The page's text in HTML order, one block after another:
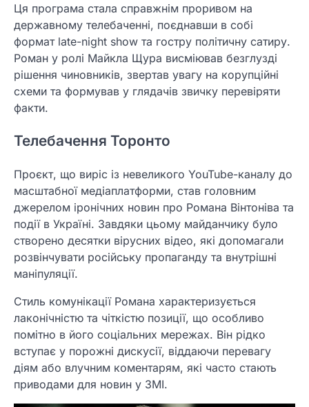
Ця програма стала справжнім проривом на
державному телебаченні, поєднавши в собі
формат late-night show та гостру політичну сатиру.
Роман у ролі Майкла Щура висміював безглузді
рішення чиновників, звертав увагу на корупційні
схеми та формував у глядачів звичку перевіряти
факти.
Телебачення Торонто
Проєкт, що виріс із невеликого YouTube-каналу до
масштабної медіаплатформи, став головним
джерелом іронічних новин про Романа Вінтоніва та
події в Україні. Завдяки цьому майданчику було
створено десятки вірусних відео, які допомагали
розвінчувати російську пропаганду та внутрішні
маніпуляції.
Стиль комунікації Романа характеризується
лаконічністю та чіткістю позиції, що особливо
помітно в його соціальних мережах. Він рідко
вступає у порожні дискусії, віддаючи перевагу
діям або влучним коментарям, які часто стають
приводами для новин у ЗМІ.